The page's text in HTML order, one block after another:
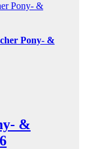
Pony- &
Pony- &
&